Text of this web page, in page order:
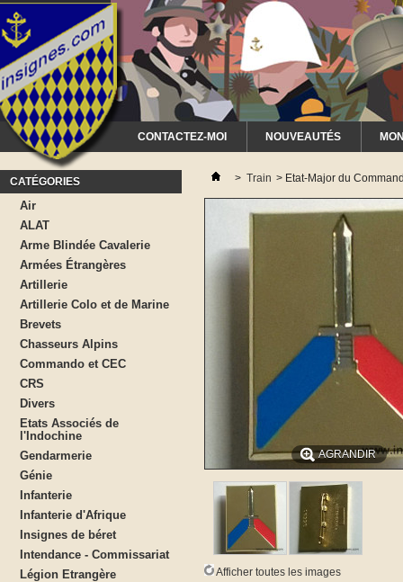
CONTACTEZ-MOI NOUVEAUTÉS
CATÉGORIES
Air
ALAT
Arme Blindée Cavalerie
Armées Étrangères
Artillerie
Artillerie Colo et de Marine
Brevets
Chasseurs Alpins
Commando et CEC
CRS
Divers
Etats Associés de
l'Indochine
Gendarmerie
Génie
Infanterie
Infanterie d'Afrique
Insignes de béret
Intendance - Commissariat
Légion Etrangère
> Train > Etat-Major du
AGRANDIR
Afficher toutes les images